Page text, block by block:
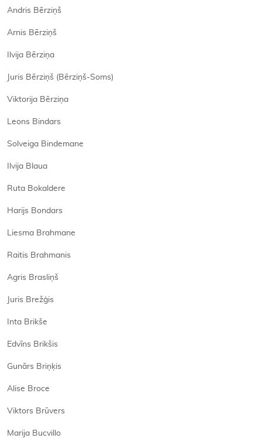
Andris Bērziņš
Arnis Bērziņš
Ilvija Bērziņa
Juris Bērziņš (Bērziņš-Soms)
Viktorija Bērziņa
Leons Bindars
Solveiga Bindemane
Ilvija Blaua
Ruta Bokaldere
Harijs Bondars
Liesma Brahmane
Raitis Brahmanis
Agris Brasliņš
Juris Brežģis
Inta Brikše
Edvīns Brikšis
Gunārs Briņķis
Alise Broce
Viktors Brūvers
Marija Bucvillo